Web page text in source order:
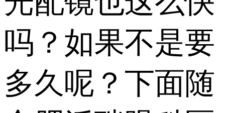
吗？如果不是要
多久呢？下面随